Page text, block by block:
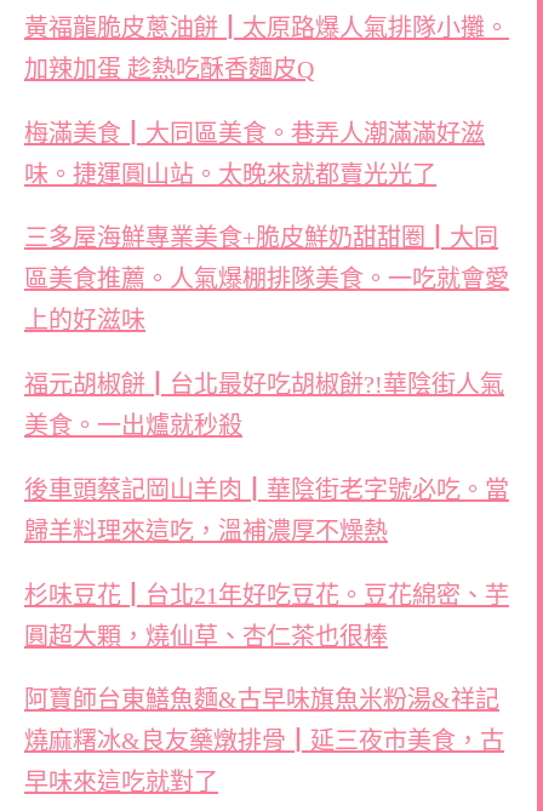
黃福龍脆皮蔥油餅┃太原路爆人氣排隊小攤。
加辣加蛋 趁熱吃酥香麵皮Q
梅滿美食┃大同區美食。巷弄人潮滿滿好滋
味。捷運圓山站。太晚來就都賣光光了
三多屋海鮮專業美食+脆皮鮮奶甜甜圈┃大同
區美食推薦。人氣爆棚排隊美食。一吃就會愛
上的好滋味
福元胡椒餅┃台北最好吃胡椒餅?!華陰街人氣
美食。一出爐就秒殺
後車頭蔡記岡山羊肉┃華陰街老字號必吃。當
歸羊料理來這吃，溫補濃厚不燥熱
杉味豆花┃台北21年好吃豆花。豆花綿密、芋
圓超大顆，燒仙草、杏仁茶也很棒
阿寶師台東鱔魚麵&古早味旗魚米粉湯&祥記
燒麻糬冰&良友藥燉排骨┃延三夜市美食，古
早味來這吃就對了